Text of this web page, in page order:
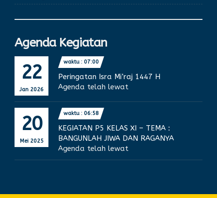
Agenda Kegiatan
22
Jan 2026
waktu : 07:00
Peringatan Isra Mi’raj 1447 H
Agenda telah lewat
20
Mei 2025
waktu : 06:58
KEGIATAN P5 KELAS XI – TEMA :
BANGUNLAH JIWA DAN RAGANYA
Agenda telah lewat